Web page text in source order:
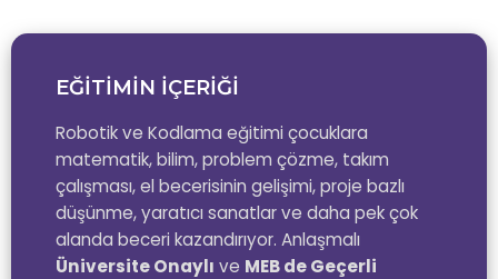
EĞİTİMİN İÇERİĞİ
Robotik ve Kodlama eğitimi çocuklara
matematik, bilim, problem çözme, takım
çalışması, el becerisinin gelişimi, proje bazlı
düşünme, yaratıcı sanatlar ve daha pek çok
alanda beceri kazandırıyor. Anlaşmalı
Üniversite Onaylı ve MEB de Geçerli